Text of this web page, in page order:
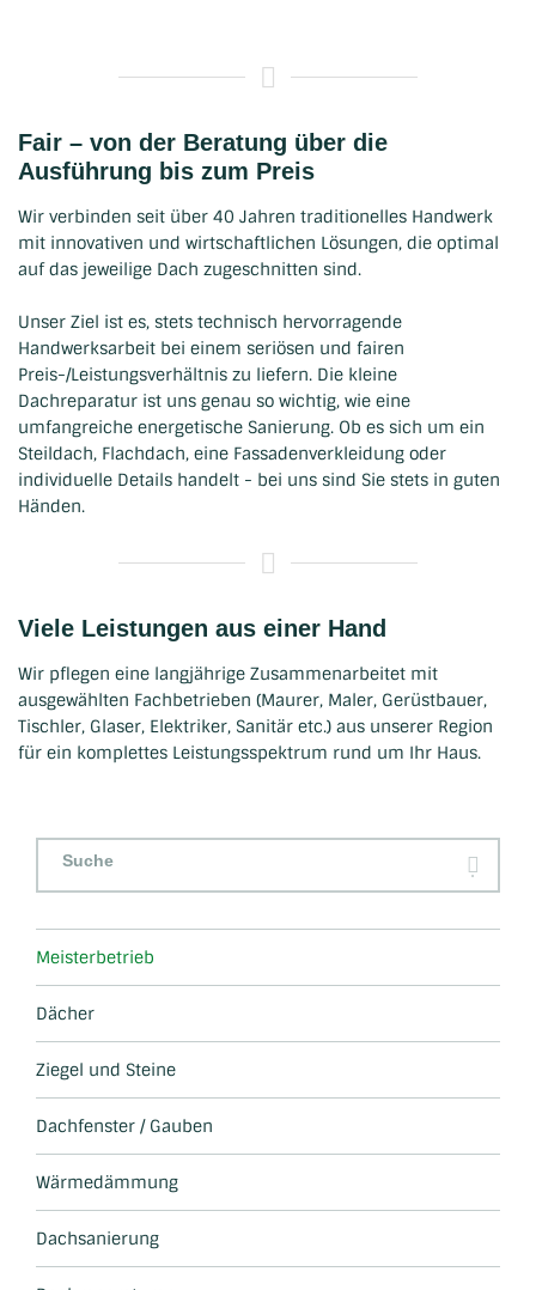
Fair – von der Beratung über die
Ausführung bis zum Preis
Wir verbinden seit über 40 Jahren traditionelles Handwerk
mit innovativen und wirtschaftlichen Lösungen, die optimal
auf das jeweilige Dach zugeschnitten sind.
Unser Ziel ist es, stets technisch hervorragende
Handwerksarbeit bei einem seriösen und fairen
Preis-/Leistungsverhältnis zu liefern. Die kleine
Dachreparatur ist uns genau so wichtig, wie eine
umfangreiche energetische Sanierung. Ob es sich um ein
Steildach, Flachdach, eine Fassadenverkleidung oder
individuelle Details handelt - bei uns sind Sie stets in guten
Händen.
Viele Leistungen aus einer Hand
Wir pflegen eine langjährige Zusammenarbeitet mit
ausgewählten Fachbetrieben (Maurer, Maler, Gerüstbauer,
Tischler, Glaser, Elektriker, Sanitär etc.) aus unserer Region
für ein komplettes Leistungsspektrum rund um Ihr Haus.
Navigation
Meisterbetrieb
Dächer
Ziegel und Steine
Dachfenster / Gauben
Wärmedämmung
Dachsanierung